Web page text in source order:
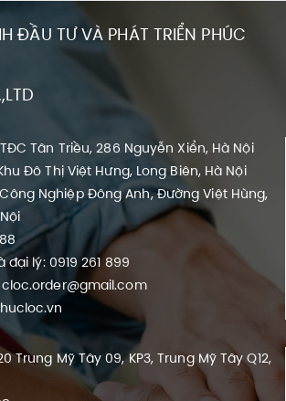
ĐẦU TƯ VÀ PHÁT TRIỂN PHÚC
TĐC Tân Triều, 286 Nguyễn Xiển, Hà Nội
Đô Thị Việt Hưng, Long Biên, Hà Nội
Nghiệp Đông Anh, Đường Việt Hùng,
đại lý: 0919 261 899
Trung Mỹ Tây 09, KP3, Trung Mỹ Tây Q12,